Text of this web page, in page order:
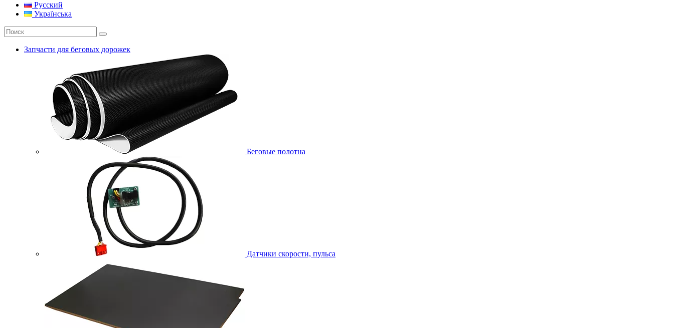
Русский
Українська
Запчасти для беговых дорожек
Беговые полотна
Датчики скорости, пульса